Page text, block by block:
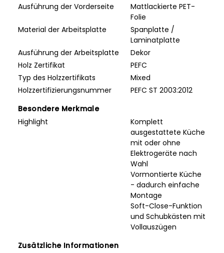
Ausführung der Vorderseite
Mattlackierte PET-
Folie
Material der Arbeitsplatte
Spanplatte /
Laminatplatte
Ausführung der Arbeitsplatte
Dekor
Holz Zertifikat
PEFC
Typ des Holzzertifikats
Mixed
Holzzertifizierungsnummer
PEFC ST 2003:2012
Besondere Merkmale
Highlight
Komplett
ausgestattete Küche
mit oder ohne
Elektrogeräte nach
Wahl
Vormontierte Küche
- dadurch einfache
Montage
Soft-Close-Funktion
und Schubkästen mit
Vollauszügen
Zusätzliche Informationen